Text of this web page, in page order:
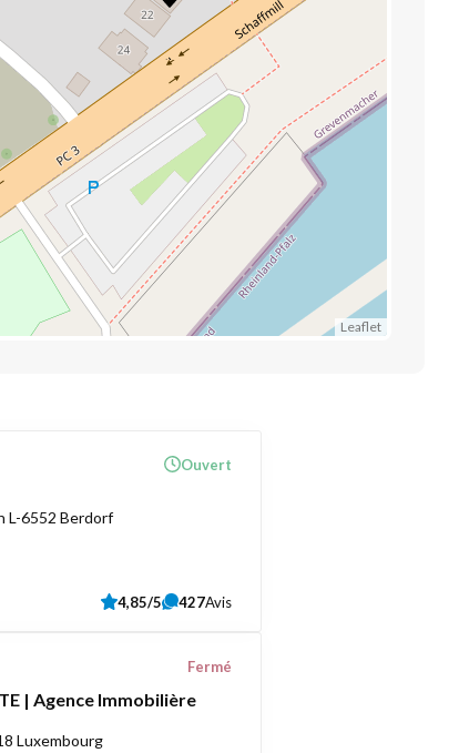
Leaflet
L-6552 Berdorf
Ouvert
4,85/5 427Avis
| Agence Immobilière
Luxembourg
Fermé